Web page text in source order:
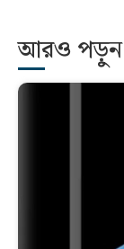
আরও পড়ুন